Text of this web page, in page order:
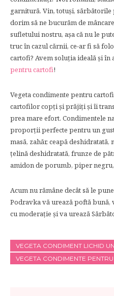
garnitură. Vin, totuși, sărbătorile
dorim să ne bucurăm de
sufletului nostru, așa că nu le
truc în cazul cărnii, ce-ar fi să
cartofi? Avem soluția ideală și în
pentru cartofi!
Vegeta condimente pentru
cartofilor copți și prăjiți și îi
prea mare efort. Condimentele
proporții perfecte pentru un gust
masă, zahăr, ceapă
țelină deshidratată, frunze de
amidon de porumb, piper
Acum nu rămâne decât să le
Podravka vă urează poftă bună,
cu moderație și va urează
VEGETA CONDIMENT LICHID
VEGETA CONDIMENTE